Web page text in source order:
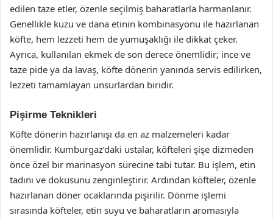
edilen taze etler, özenle seçilmiş baharatlarla harmanlanır.
Genellikle kuzu ve dana etinin kombinasyonu ile hazırlanan
köfte, hem lezzeti hem de yumuşaklığı ile dikkat çeker.
Ayrıca, kullanılan ekmek de son derece önemlidir; ince ve
taze pide ya da lavaş, köfte dönerin yanında servis edilirken,
lezzeti tamamlayan unsurlardan biridir.
Pişirme Teknikleri
Köfte dönerin hazırlanışı da en az malzemeleri kadar
önemlidir. Kumburgaz’daki ustalar, köfteleri şişe dizmeden
önce özel bir marinasyon sürecine tabi tutar. Bu işlem, etin
tadını ve dokusunu zenginleştirir. Ardından köfteler, özenle
hazırlanan döner ocaklarında pişirilir. Dönme işlemi
sırasında köfteler, etin suyu ve baharatların aromasıyla